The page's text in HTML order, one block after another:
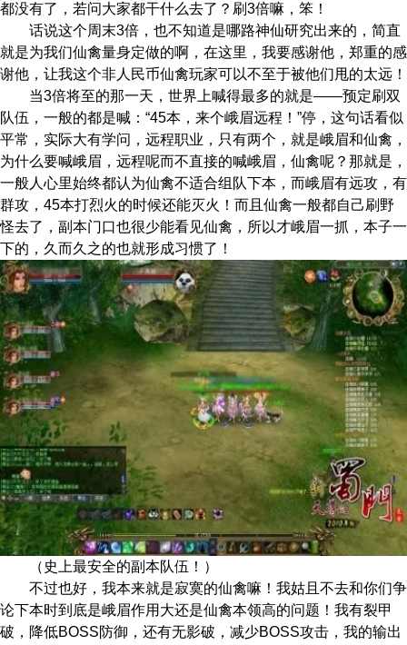
都没有了，若问大家都干什么去了？刷3倍嘛，笨！
话说这个周末3倍，也不知道是哪路神仙研究出来的，简直
就是为我们仙禽量身定做的啊，在这里，我要感谢他，郑重的感
谢他，让我这个非人民币仙禽玩家可以不至于被他们甩的太远！
当3倍将至的那一天，世界上喊得最多的就是——预定刷双
队伍，一般的都是喊：“45本，来个峨眉远程！”停，这句话看似
平常，实际大有学问，远程职业，只有两个，就是峨眉和仙禽，
为什么要喊峨眉，远程呢而不直接的喊峨眉，仙禽呢？那就是，
一般人心里始终都认为仙禽不适合组队下本，而峨眉有远攻，有
群攻，45本打烈火的时候还能灭火 ！而且仙禽一般都自己刷野
怪去了， 副本门口也很少能看见仙禽，所以才峨眉一抓，本子一
下的，久而久之的也就形成习惯了！
（史上最安全的副本队伍！）
不过也好，我本来就是寂寞的仙禽嘛！ 我姑且不去和你们争
论下本时到底是峨眉作用大还是仙禽本领高的问题！我有裂甲
破，降低BOSS防御，还有无影破，减少BOSS攻击，我的输出